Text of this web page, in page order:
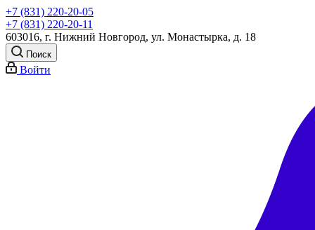
+7 (831) 220-20-05
+7 (831) 220-20-11
603016, г. Нижний Новгород, ул. Монастырка, д. 18
Поиск
Войти